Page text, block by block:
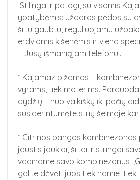
Stilinga ir patogi, su visomis
ypatybėmis: uždaros pėdos su
šiltu gaubtu, reguliuojamu
erdviomis kišenėmis ir viena
– Jūsų išmaniąjam telefonui.
* Kajamaz pižamos –
vyrams, tiek moterims.
dydžių – nuo vaikiškų iki pačių
susiderintumėte stilių šeimoje
* Citrinos bangos kombinezonas
jaustis jaukiai, šiltai ir stilingai
vadiname savo kombinezonus
galite dėvėti juos tiek namie, tiek